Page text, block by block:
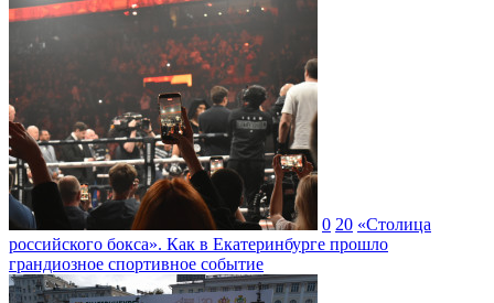
0 20 «Столица
российского бокса». Как в Екатеринбурге прошло
грандиозное спортивное событие